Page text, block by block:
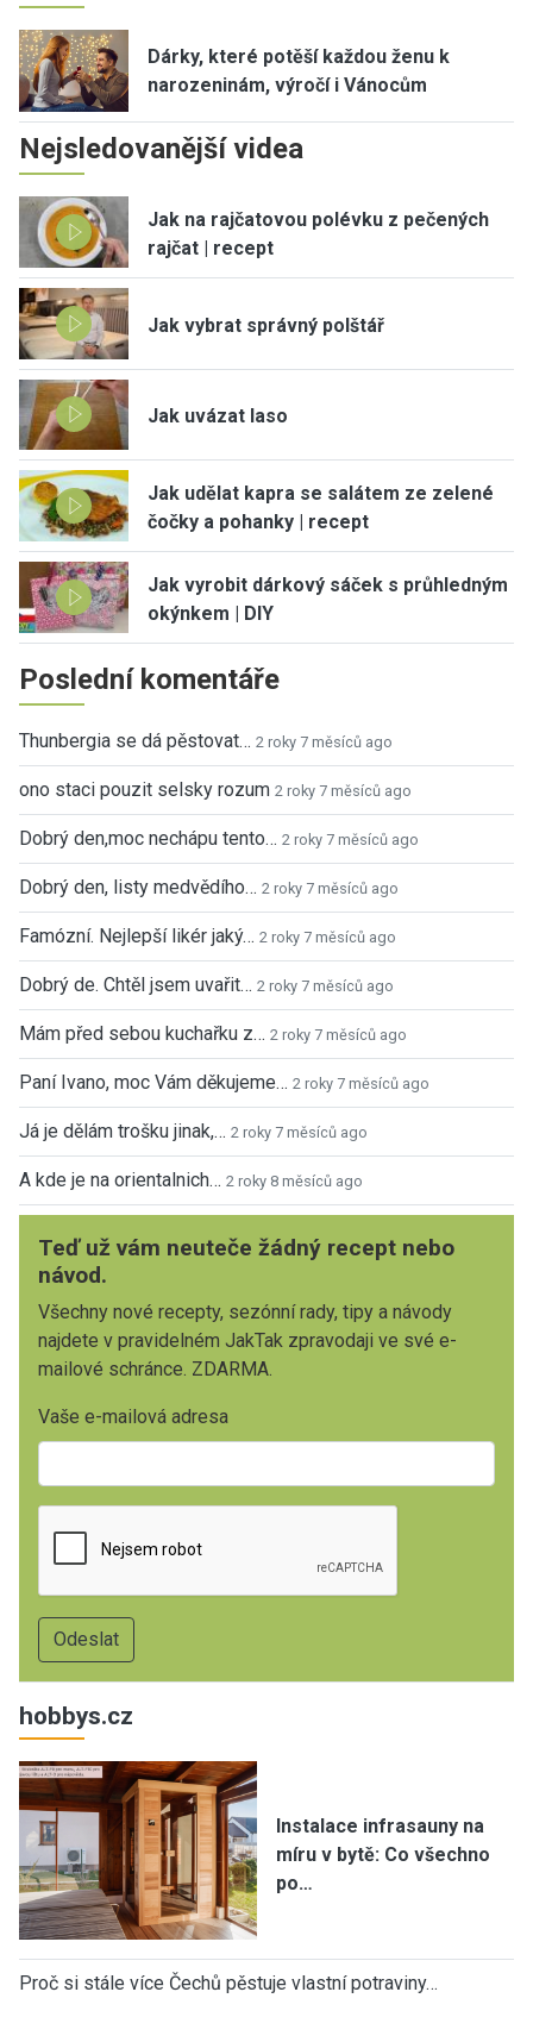
Dárky, které potěší každou ženu k
narozeninám, výročí i Vánocům
Nejsledovanější videa
Jak na rajčatovou polévku z pečených
rajčat | recept
Jak vybrat správný polštář
Jak uvázat laso
Jak udělat kapra se salátem ze zelené
čočky a pohanky | recept
Jak vyrobit dárkový sáček s průhledným
okýnkem | DIY
Poslední komentáře
Thunbergia se dá pěstovat… 2 roky 7 měsíců ago
ono staci pouzit selsky rozum 2 roky 7 měsíců ago
Dobrý den,moc nechápu tento… 2 roky 7 měsíců ago
Dobrý den, listy medvědího… 2 roky 7 měsíců ago
Famózní. Nejlepší likér jaký… 2 roky 7 měsíců ago
Dobrý de. Chtěl jsem uvařit… 2 roky 7 měsíců ago
Mám před sebou kuchařku z… 2 roky 7 měsíců ago
Paní Ivano, moc Vám děkujeme… 2 roky 7 měsíců ago
Já je dělám trošku jinak,… 2 roky 7 měsíců ago
A kde je na orientalnich… 2 roky 8 měsíců ago
Teď už vám neuteče žádný recept nebo
návod.
Všechny nové recepty, sezónní rady, tipy a návody
najdete v pravidelném JakTak zpravodaji ve své e-
mailové schránce. ZDARMA.
Vaše e-mailová adresa
hobbys.cz
Instalace infrasauny na
míru v bytě: Co všechno
po…
Proč si stále více Čechů pěstuje vlastní potraviny…